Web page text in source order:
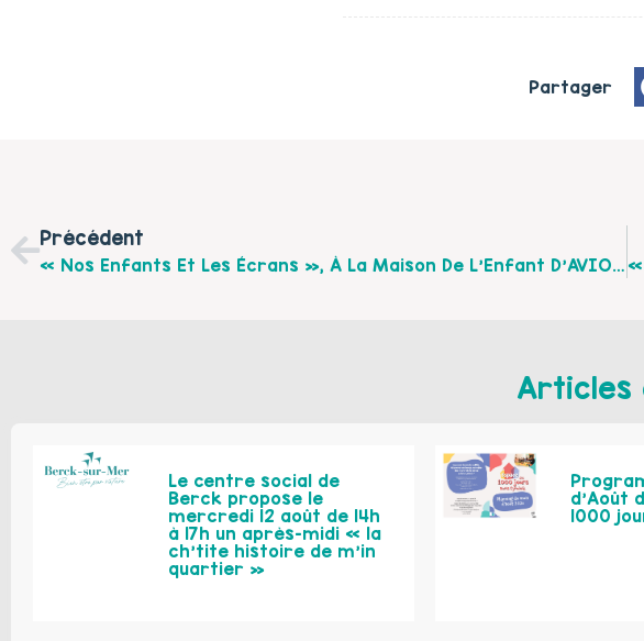
Partager
Précédent
« Nos Enfants Et Les Écrans », À La Maison De L’Enfant D’AVION, Le Jeudi 23 Novembre À 18h30
Articles
Le centre social de
Berck propose le
mercredi 12 août de 14h
à 17h un après-midi « la
ch’tite histoire de m’in
quartier »
d’Août
1000